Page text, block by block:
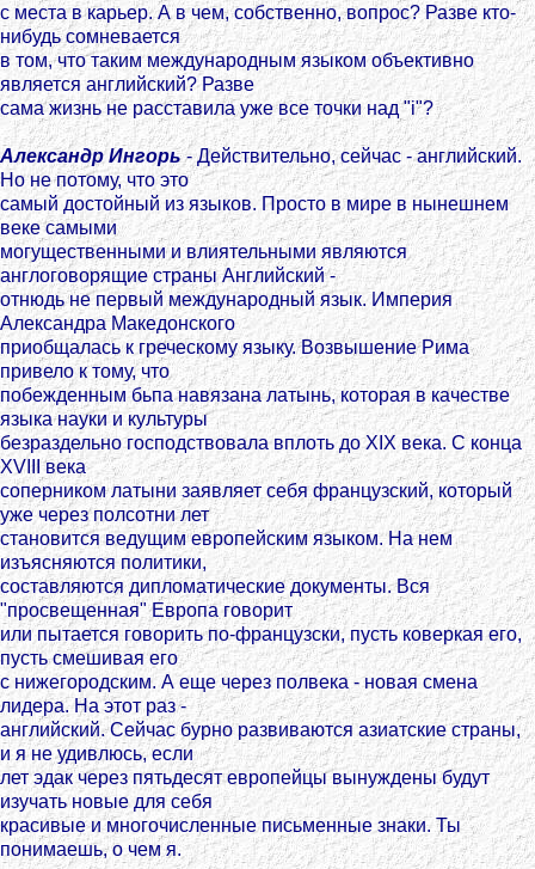
с места в карьер. А в чем, собственно, вопрос? Разве кто-
нибудь сомневается
в том, что таким международным языком объективно
является английский? Разве
сама жизнь не расставила уже все точки над "i"?
Александр Ингорь- Действительно, сейчас - английский.
Но не потому, что это
самый достойный из языков. Просто в мире в нынешнем
веке самыми
могущественными и влиятельными являются
англоговорящие страны Английский -
отнюдь не первый международный язык. Империя
Александра Македонского
приобщалась к греческому языку. Возвышение Рима
привело к тому, что
побежденным бьпа навязана латынь, которая в качестве
языка науки и культуры
безраздельно господствовала вплоть до XIX века. С конца
XVIII века
соперником латыни заявляет себя французский, который
уже через полсотни лет
становится ведущим европейским языком. На нем
изъясняются политики,
составляются дипломатические документы. Вся
"просвещенная" Европа говорит
или пытается говорить по-французски, пусть коверкая его,
пусть смешивая его
с нижегородским. А еще через полвека - новая смена
лидера. На этот раз -
английский. Сейчас бурно развиваются азиатские страны,
и я не удивлюсь, если
лет эдак через пятьдесят европейцы вынуждены будут
изучать новыe для себя
красивые и многочисленные письменные знаки. Ты
понимаешь, о чем я.